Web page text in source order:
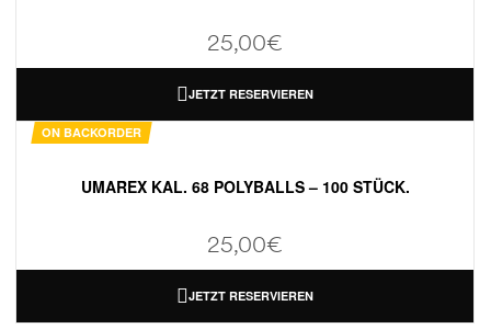
25,00€
JETZT RESERVIEREN
ON BACKORDER
UMAREX KAL. 68 POLYBALLS – 100 STÜCK.
25,00€
JETZT RESERVIEREN